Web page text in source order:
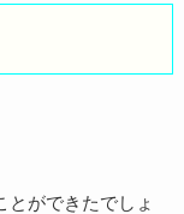
とができたでしょ